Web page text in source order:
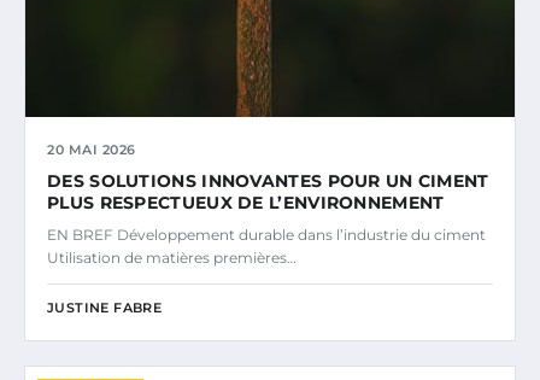
20 MAI 2026
DES SOLUTIONS INNOVANTES POUR UN CIMENT
PLUS RESPECTUEUX DE L’ENVIRONNEMENT
EN BREF Développement durable dans l’industrie du ciment
Utilisation de matières premières…
JUSTINE FABRE